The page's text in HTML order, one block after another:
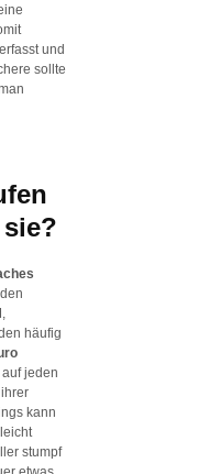
und
sollte
häufig
jeden
kann
stumpf